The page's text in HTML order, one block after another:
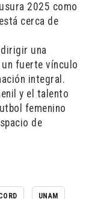
2025 como
cerca de
una
fuerte vínculo
integral.
y el talento
femenino
de
UNAM